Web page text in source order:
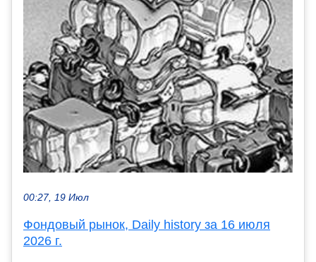
00:27, 19 Июл
Фондовый рынок, Daily history за 16 июля
2026 г.